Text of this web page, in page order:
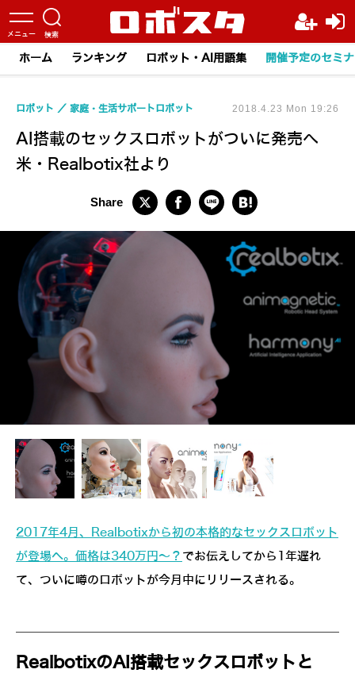
ホーム ランキング ロボット・AI用語集 開催予定のセミ
AI搭載のセックスロボットがついに発売へ
米・Realbotix社より
ロボット 家庭・生活サポートロボット 2018.4.23 Mon 19:26
2017年4月、Realbotixから初の本格的なセックスロボット
が登場へ。価格は340万円～？ でお伝えしてから1年遅れ
て、ついに噂のロボットが今月中にリリースされる。
RealbotixのAI搭載セックスロボットと